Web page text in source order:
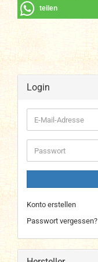
teilen
Login
E-
Mail-
Adresse
Passwort
Konto erstellen
Passwort vergessen?